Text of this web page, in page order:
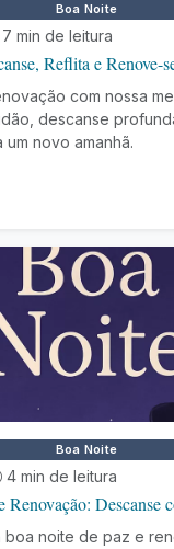
Boa Noite
7 min de leitura
Reflita e Renove-
com nossa
descanse
novo amanhã.
Boa Noite
4 min de leitura
Renovação: Descanse
boa noite de paz e